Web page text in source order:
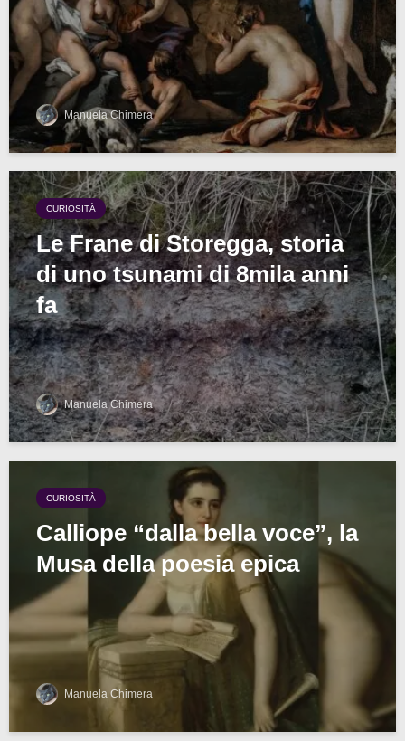
Manuela Chimera
CURIOSITÀ
Le Frane di Storegga, storia
di uno tsunami di 8mila anni
fa
Manuela Chimera
CURIOSITÀ
Calliope “dalla bella voce”, la
Musa della poesia epica
Manuela Chimera